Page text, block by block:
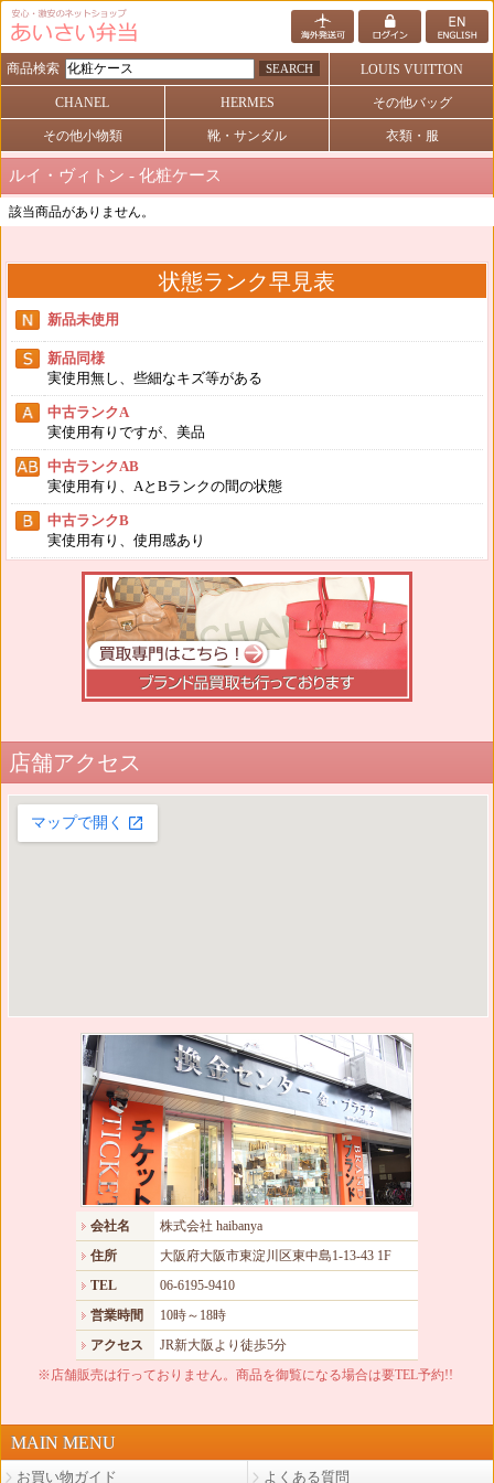
商品検索 SEARCH LOUIS VUITTON
CHANEL HERMES その他バッグ
その他小物類 靴・サンダル 衣類・服
ルイ・ヴィトン - 化粧ケース
該当商品がありません。
状態ランク早見表
新品未使用
新品同様
実使用無し、些細なキズ等がある
中古ランクA
実使用有りですが、美品
中古ランクAB
実使用有り、AとBランクの間の状態
中古ランクB
実使用有り、使用感あり
店舗アクセス
会社名
株式会社 haibanya
住所
大阪府大阪市東淀川区東中島1-13-43 1F
TEL
06-6195-9410
営業時間
10時～18時
アクセス
JR新大阪より徒歩5分
※店舗販売は行っておりません。商品を御覧になる場合は要TEL予約!!
MAIN MENU
お買い物ガイド よくある質問